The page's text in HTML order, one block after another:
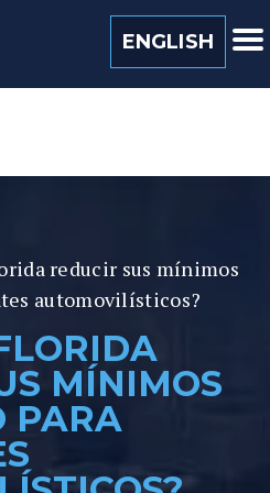
ENGLISH
259 0022
reducir sus mínimos
automovilísticos?
MÍNIMOS
PARA